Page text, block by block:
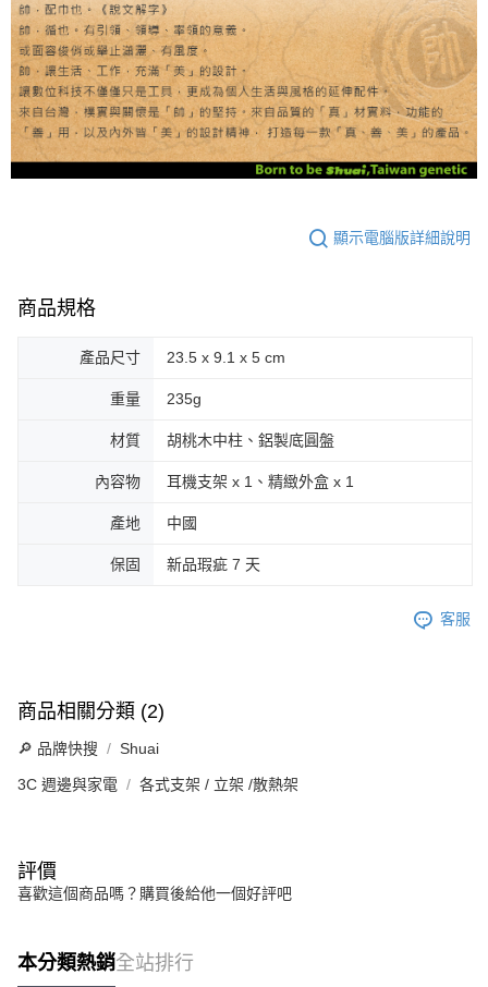
顯示電腦版詳細說明
商品規格
產品尺寸 23.5 x 9.1 x 5 cm
重量 235g
材質 胡桃木中柱、鋁製底圓盤
內容物 耳機支架 x 1、精緻外盒 x 1
產地 中國
保固 新品瑕疵 7 天
客服
商品相關分類 (2)
🔎 品牌快搜 Shuai
3C 週邊與家電 各式支架 / 立架 /散熱架
評價
喜歡這個商品嗎？購買後給他一個好評吧
本分類熱銷全站排行